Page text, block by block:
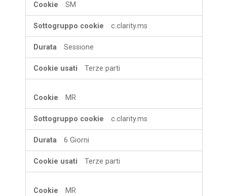
SM
c.clarity.ms
Sessione
Terze parti
MR
c.clarity.ms
6 Giorni
Terze parti
MR